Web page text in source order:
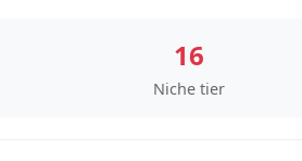
16
Niche tier